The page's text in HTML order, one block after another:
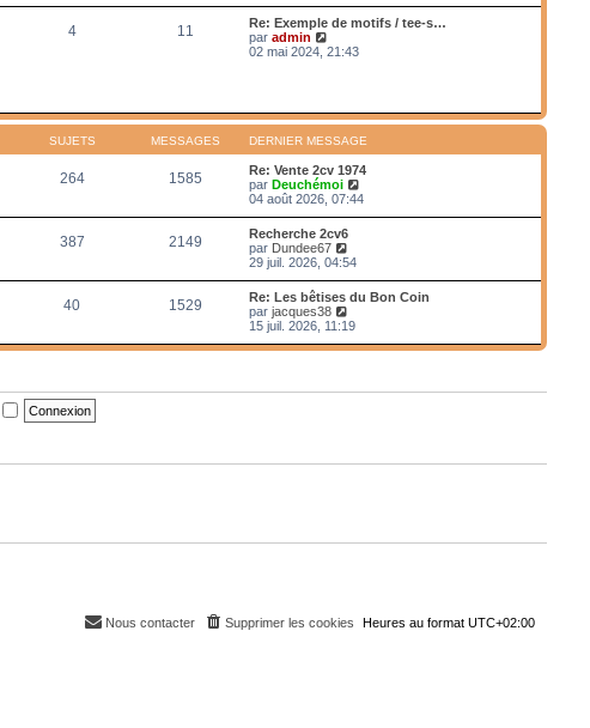
m
e
s
e
r
n
i
e
s
a
g
e
4 11
Re: Exemple de motifs / tee-s…
paradmin
o
d
e
n
i
e
r
m
e
s
s
a
g
e
02 mai 2024, 21:43
SUJETS MESSAGES DERNIER MESSAGE
264 1585
Re: Vente 2cv 1974
parDeuchémoi
o
e
r
e
r
04 août 2026, 07:44
387 2149
Recherche 2cv6
par Dundee67
o
r
l
e
d
e
i
s
29 juil. 2026, 04:54
40 1529
Re: Les bêtises du Bon Coin
parjacques38
o
r
d
e
s
15 juil. 2026, 11:19
Heures au formatUTC+02:00
Supprimer les cookies
Nous contacter